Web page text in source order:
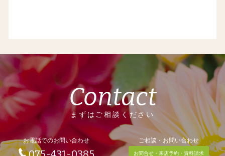
Contact
まずはご相談ください
お電話でのお問い合わせ ご相談・お問い合わせ
お問合せ・来店予約・資料請求